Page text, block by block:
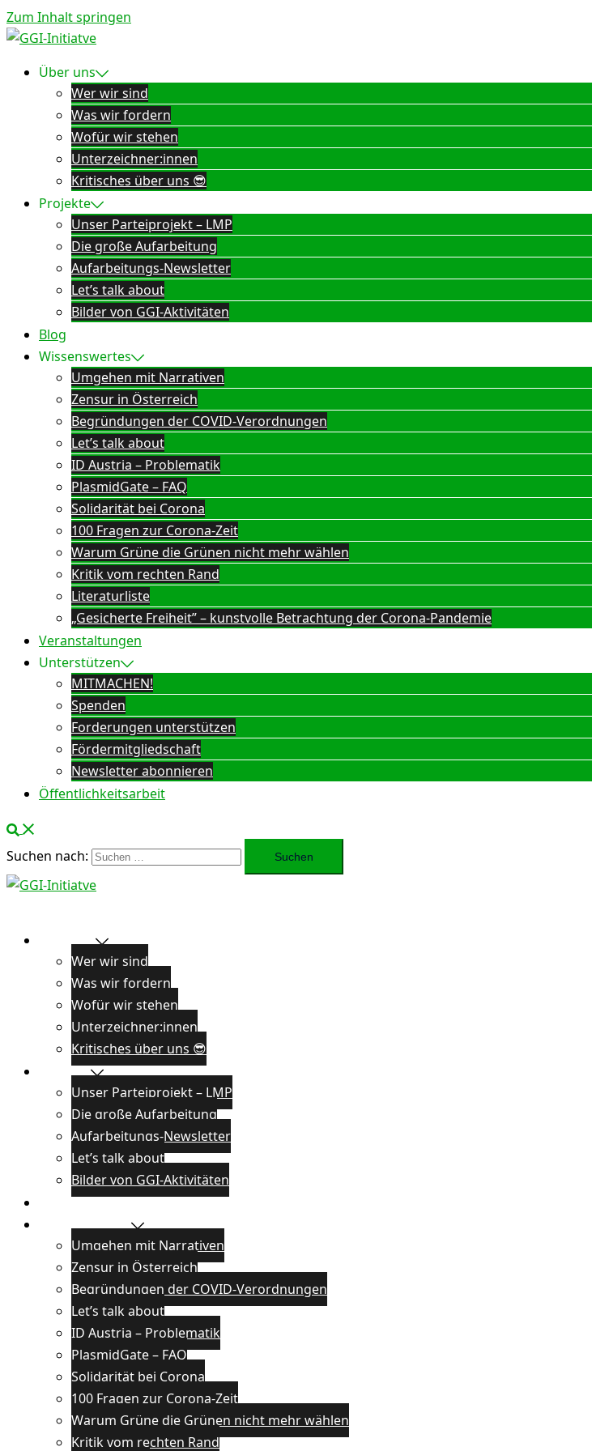
Zum Inhalt springen
Über uns
Wer wir sind
Was wir fordern
Wofür wir stehen
Unterzeichner:innen
Kritisches über uns 😎
Projekte
Unser Parteiprojekt – LMP
Die große Aufarbeitung
Aufarbeitungs-Newsletter
Let’s talk about
Bilder von GGI-Aktivitäten
Blog
Wissenswertes
Umgehen mit Narrativen
Zensur in Österreich
Begründungen der COVID-Verordnungen
Let’s talk about
ID Austria – Problematik
PlasmidGate – FAQ
Solidarität bei Corona
100 Fragen zur Corona-Zeit
Warum Grüne die Grünen nicht mehr wählen
Kritik vom rechten Rand
Literaturliste
„Gesicherte Freiheit” – kunstvolle Betrachtung der Corona-Pandemie
Veranstaltungen
Unterstützen
MITMACHEN!
Spenden
Forderungen unterstützen
Fördermitgliedschaft
Newsletter abonnieren
Öffentlichkeitsarbeit
Suchen nach:
Über uns
Wer wir sind
Was wir fordern
Wofür wir stehen
Unterzeichner:innen
Kritisches über uns 😎
Projekte
Unser Parteiprojekt – LMP
Die große Aufarbeitung
Aufarbeitungs-Newsletter
Let’s talk about
Bilder von GGI-Aktivitäten
Wissenswertes
Umgehen mit Narrativen
Zensur in Österreich
Begründungen der COVID-Verordnungen
Let’s talk about
ID Austria – Problematik
PlasmidGate – FAQ
Solidarität bei Corona
100 Fragen zur Corona-Zeit
Warum Grüne die Grünen nicht mehr wählen
Kritik vom rechten Rand